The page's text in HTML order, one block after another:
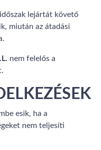
lejártát követő
miután az átadási
nem felelős a
esik, ha a
nem teljesíti